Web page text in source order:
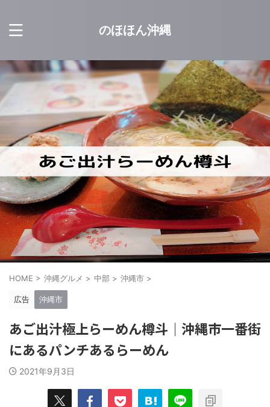
のほほん沖縄
HOME > 沖縄グルメ > 中部 > 沖縄市 >
広告 沖縄市
あご出汁極上らーめん樽斗｜沖縄市一番街
にあるパンチあるらーめん
2021年9月3日